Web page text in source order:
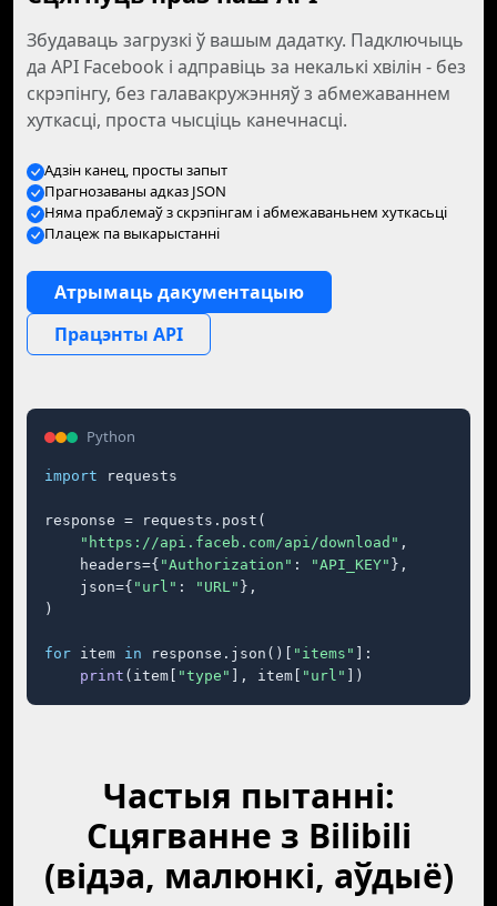
Збудаваць загрузкі ў вашым дадатку. Падключыць
да API Facebook і адправіць за некалькі хвілін - без
скрэпінгу, без галавакружэнняў з абмежаваннем
хуткасці, проста чысціць канечнасці.
Адзін канец, просты запыт
Прагнозаваны адказ JSON
Няма праблемаў з скрэпінгам і абмежаваньнем хуткасьці
Плацеж па выкарыстанні
Атрымаць дакументацыю
Працэнты API
Python
import requests
response = requests.post(
"https://api.faceb.com/api/download" ,
    headers={
"Authorization" : "API_KEY" },
    json={
"url" : "URL" },
)
for item in response.json()[ "items"
]:
print (item[ "type" ], item[ "url" ])
Частыя пытанні:
Сцягванне з Bilibili
(відэа, малюнкі, аўдыё)